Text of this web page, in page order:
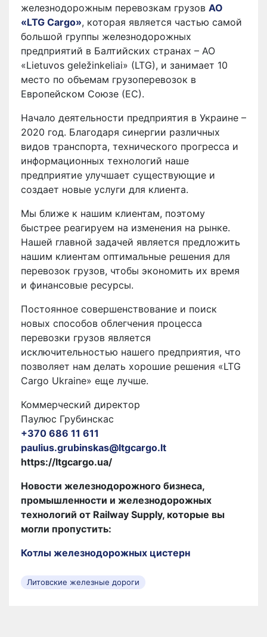
железнодорожным перевозкам грузов АО
«LTG Cargo», которая является частью самой
большой группы железнодорожных
предприятий в Балтийских странах – АО
«Lietuvos geležinkeliai» (LTG), и занимает 10
место по объемам грузоперевозок в
Европейском Союзе (ЕС).
Начало деятельности предприятия в Украине –
2020 год. Благодаря синергии различных
видов транспорта, технического прогресса и
информационных технологий наше
предприятие улучшает существующие и
создает новые услуги для клиента.
Мы ближе к нашим клиентам, поэтому
быстрее реагируем на изменения на рынке.
Нашей главной задачей является предложить
нашим клиентам оптимальные решения для
перевозок грузов, чтобы экономить их время
и финансовые ресурсы.
Постоянное совершенствование и поиск
новых способов облегчения процесса
перевозки грузов является
исключительностью нашего предприятия, что
позволяет нам делать хорошие решения «LTG
Cargo Ukraine» еще лучше.
Коммерческий директор
Паулюс Грубинскас
+370 686 11 611
paulius.grubinskas@ltgcargo.lt
https://ltgcargo.ua/
Новости железнодорожного бизнеса,
промышленности и железнодорожных
технологий от Railway Supply, которые вы
могли пропустить:
Котлы железнодорожных цистерн
Литовские железные дороги